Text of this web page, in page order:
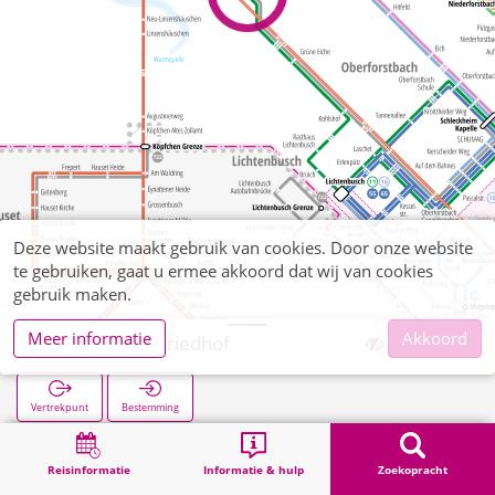
Reisinformatie Informatie & hulp Zoekopracht
Aachen Waldfriedhof
Vertrekpunt Bestemming
Zoekopracht
Deze website maakt gebruik van cookies. Door onze website
te gebruiken, gaat u ermee akkoord dat wij van cookies
gebruik maken.
Meer informatie
Akkoord